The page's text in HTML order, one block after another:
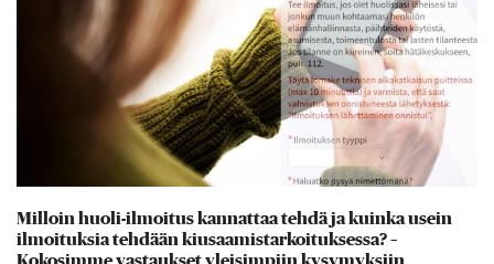
Milloin huoli-ilmoitus kannattaa tehdä ja kuinka usein
ilmoituksia tehdään kiusaamistarkoituksessa? –